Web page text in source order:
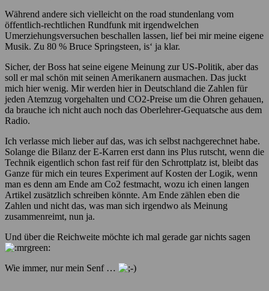
Während andere sich vielleicht on the road stundenlang vom
öffentlich-rechtlichen Rundfunk mit irgendwelchen
Umerziehungsversuchen beschallen lassen, lief bei mir meine eigene
Musik. Zu 80 % Bruce Springsteen, is‘ ja klar.
Sicher, der Boss hat seine eigene Meinung zur US-Politik, aber das
soll er mal schön mit seinen Amerikanern ausmachen. Das juckt
mich hier wenig. Mir werden hier in Deutschland die Zahlen für
jeden Atemzug vorgehalten und CO2-Preise um die Ohren gehauen,
da brauche ich nicht auch noch das Oberlehrer-Gequatsche aus dem
Radio.
Ich verlasse mich lieber auf das, was ich selbst nachgerechnet habe.
Solange die Bilanz der E-Karren erst dann ins Plus rutscht, wenn die
Technik eigentlich schon fast reif für den Schrottplatz ist, bleibt das
Ganze für mich ein teures Experiment auf Kosten der Logik, wenn
man es denn am Ende am Co2 festmacht, wozu ich einen langen
Artikel zusätzlich schreiben könnte. Am Ende zählen eben die
Zahlen und nicht das, was man sich irgendwo als Meinung
zusammenreimt, nun ja.
Und über die Reichweite möchte ich mal gerade gar nichts sagen
Wie immer, nur mein Senf …